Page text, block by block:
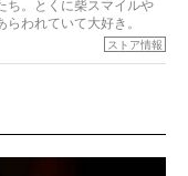
ち。とくに柴スマイルや
われていて大好き。
忘れてはならない愛おしい
ストア情報